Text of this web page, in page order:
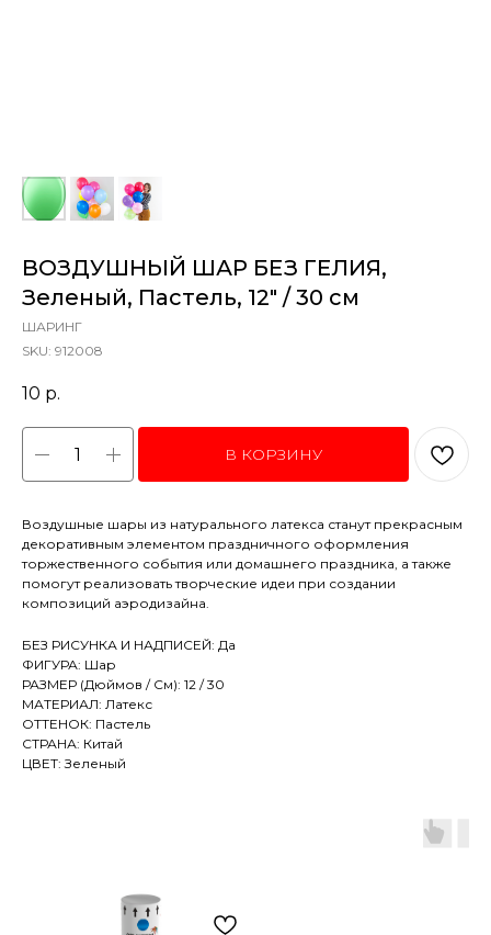
ВОЗДУШНЫЙ ШАР БЕЗ ГЕЛИЯ,
Зеленый, Пастель, 12" / 30 см
ШАРИНГ
SKU: 912008
10 р.
В КОРЗИНУ
Воздушные шары из натурального латекса станут прекрасным
декоративным элементом праздничного оформления
торжественного события или домашнего праздника, а также
помогут реализовать творческие идеи при создании
композиций аэродизайна.
БЕЗ РИСУНКА И НАДПИСЕЙ: Да
ФИГУРА: Шар
РАЗМЕР (Дюймов / См): 12 / 30
МАТЕРИАЛ: Латекс
ОТТЕНОК: Пастель
СТРАНА: Китай
ЦВЕТ: Зеленый